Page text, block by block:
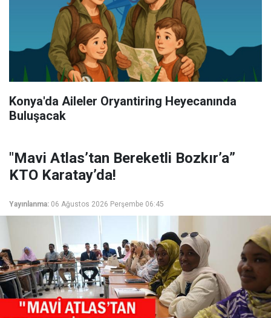
Konya'da Aileler Oryantiring Heyecanında
Buluşacak
"Mavi Atlas’tan Bereketli Bozkır’a”
KTO Karatay’da!
Yayınlanma: 06 Ağustos 2026 Perşembe 06:45